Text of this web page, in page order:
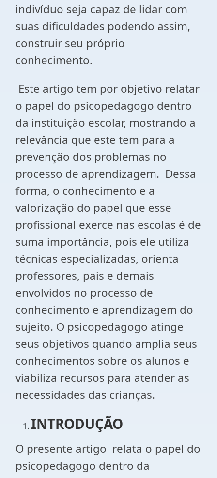
indivíduo seja capaz de lidar com
suas dificuldades podendo assim,
construir seu próprio
conhecimento.
Este artigo tem por objetivo relatar
o papel do psicopedagogo dentro
da instituição escolar, mostrando a
relevância que este tem para a
prevenção dos problemas no
processo de aprendizagem. Dessa
forma, o conhecimento e a
valorização do papel que esse
profissional exerce nas escolas é de
suma importância, pois ele utiliza
técnicas especializadas, orienta
professores, pais e demais
envolvidos no processo de
conhecimento e aprendizagem do
sujeito. O psicopedagogo atinge
seus objetivos quando amplia seus
conhecimentos sobre os alunos e
viabiliza recursos para atender as
necessidades das crianças.
INTRODUÇÃO
O presente artigo relata o papel do
psicopedagogo dentro da